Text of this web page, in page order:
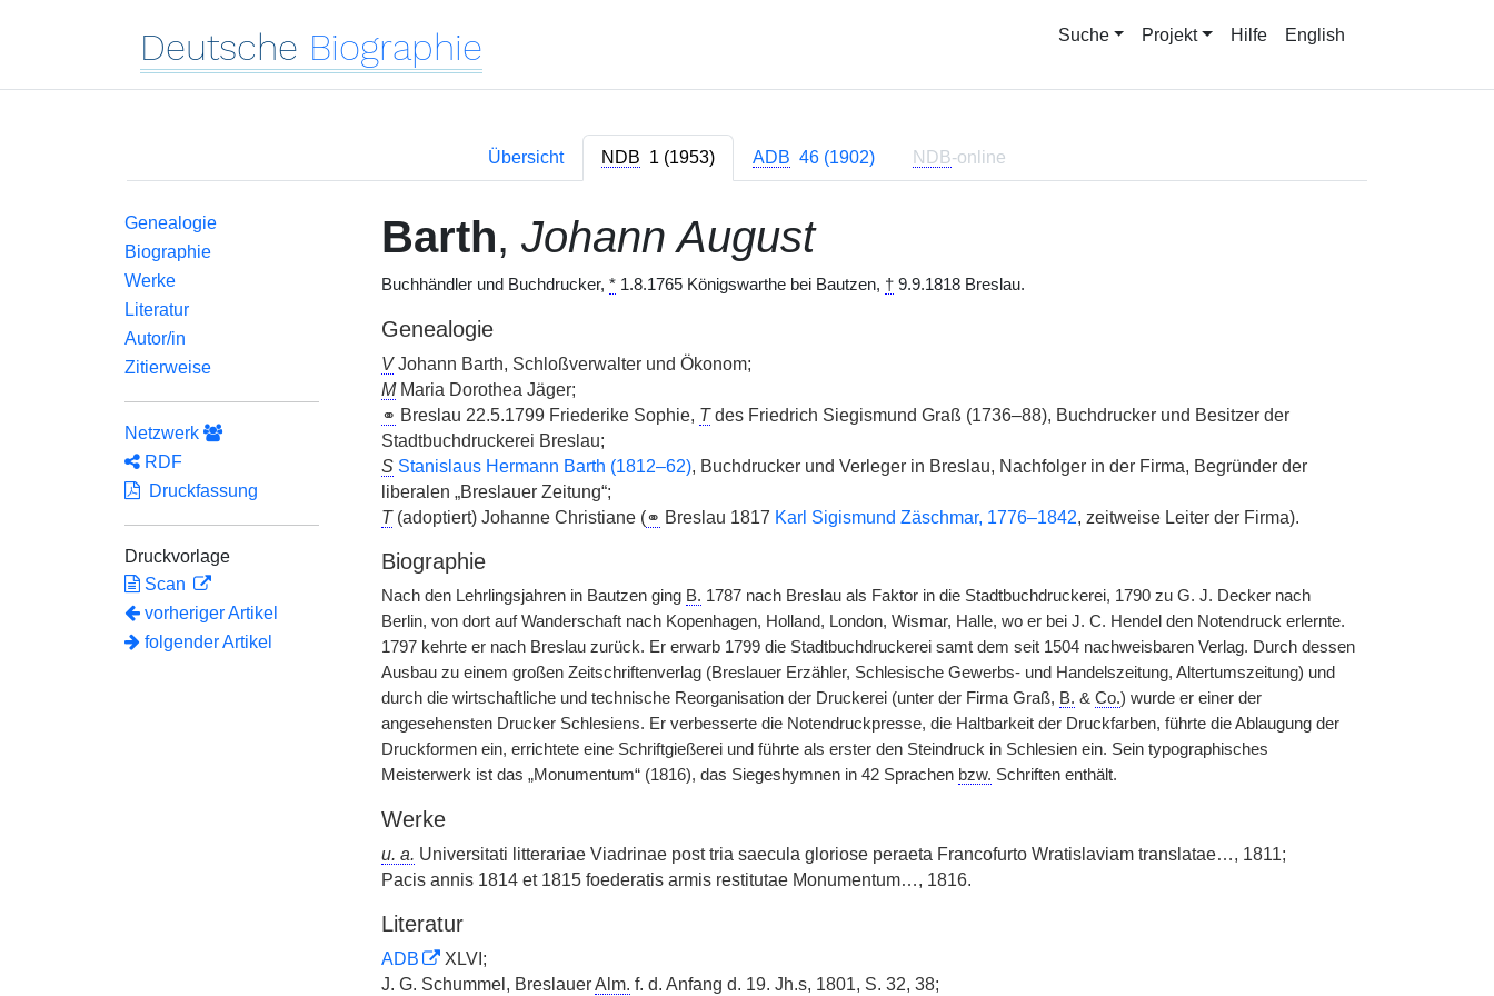
Deutsche Biographie Suche Projekt Hilfe English
Übersicht NDB 1 (1953) ADB 46 (1902) NDB-online
Genealogie
Biographie
Werke
Literatur
Autor/in
Zitierweise
Netzwerk
RDF
Druckfassung
Druckvorlage
Scan
vorheriger Artikel
folgender Artikel
Barth, Johann August
Buchhändler und Buchdrucker, *1.8.1765 Königswarthe bei Bautzen, †9.9.1818 Breslau.
Genealogie
VJohann Barth, Schloßverwalter und Ökonom;
MMaria Dorothea Jäger;
⚭ Breslau 22.5.1799 Friederike Sophie, Tdes Friedrich Siegismund Graß (1736–88), Buchdrucker und Besitzer der
Stadtbuchdruckerei Breslau;
S Stanislaus Hermann Barth (1812–62), Buchdrucker und Verleger in Breslau, Nachfolger in der Firma, Begründer der
liberalen „Breslauer Zeitung“;
T(adoptiert) Johanne Christiane (⚭ Breslau 1817 Karl Sigismund Zäschmar, 1776–1842, zeitweise Leiter der Firma).
Biographie
Nach den Lehrlingsjahren in Bautzen ging B. 1787 nach Breslau als Faktor in die Stadtbuchdruckerei, 1790 zu G. J. Decker nach
Berlin, von dort auf Wanderschaft nach Kopenhagen, Holland, London, Wismar, Halle, wo er bei J. C. Hendel den Notendruck erlernte.
1797 kehrte er nach Breslau zurück. Er erwarb 1799 die Stadtbuchdruckerei samt dem seit 1504 nachweisbaren Verlag. Durch dessen
Ausbau zu einem großen Zeitschriftenverlag (Breslauer Erzähler, Schlesische Gewerbs- und Handelszeitung, Altertumszeitung) und
durch die wirtschaftliche und technische Reorganisation der Druckerei (unter der Firma Graß, B. & Co.) wurde er einer der
angesehensten Drucker Schlesiens. Er verbesserte die Notendruckpresse, die Haltbarkeit der Druckfarben, führte die Ablaugung der
Druckformen ein, errichtete eine Schriftgießerei und führte als erster den Steindruck in Schlesien ein. Sein typographisches
Meisterwerk ist das „Monumentum“ (1816), das Siegeshymnen in 42 Sprachen bzw. Schriften enthält.
Werke
u. a. Universitati litterariae Viadrinae post tria saecula gloriose peraeta Francofurto Wratislaviam translatae…, 1811;
Pacis annis 1814 et 1815 foederatis armis restitutae Monumentum…, 1816.
Literatur
ADB
XLVI;
J. G. Schummel, BreslauerAlm. f. d. Anfang d. 19. Jh.s, 1801, S. 32, 38;